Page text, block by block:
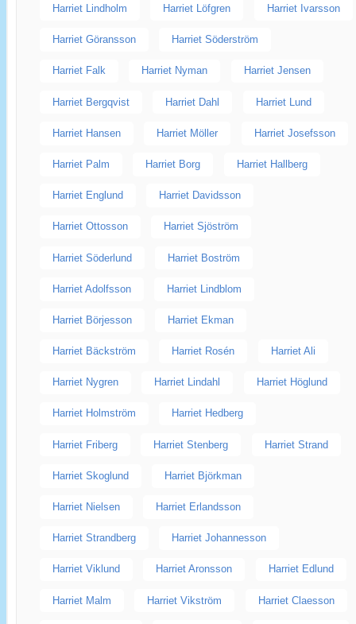
Harriet Lindholm Harriet Löfgren Harriet Ivarsson
Harriet Göransson Harriet Söderström
Harriet Falk Harriet Nyman Harriet Jensen
Harriet Bergqvist Harriet Dahl Harriet Lund
Harriet Hansen Harriet Möller Harriet Josefsson
Harriet Palm Harriet Borg Harriet Hallberg
Harriet Englund Harriet Davidsson
Harriet Ottosson Harriet Sjöström
Harriet Söderlund Harriet Boström
Harriet Adolfsson Harriet Lindblom
Harriet Börjesson Harriet Ekman
Harriet Bäckström Harriet Rosén Harriet Ali
Harriet Nygren Harriet Lindahl Harriet Höglund
Harriet Holmström Harriet Hedberg
Harriet Friberg Harriet Stenberg Harriet Strand
Harriet Skoglund Harriet Björkman
Harriet Nielsen Harriet Erlandsson
Harriet Strandberg Harriet Johannesson
Harriet Viklund Harriet Aronsson Harriet Edlund
Harriet Malm Harriet Vikström Harriet Claesson